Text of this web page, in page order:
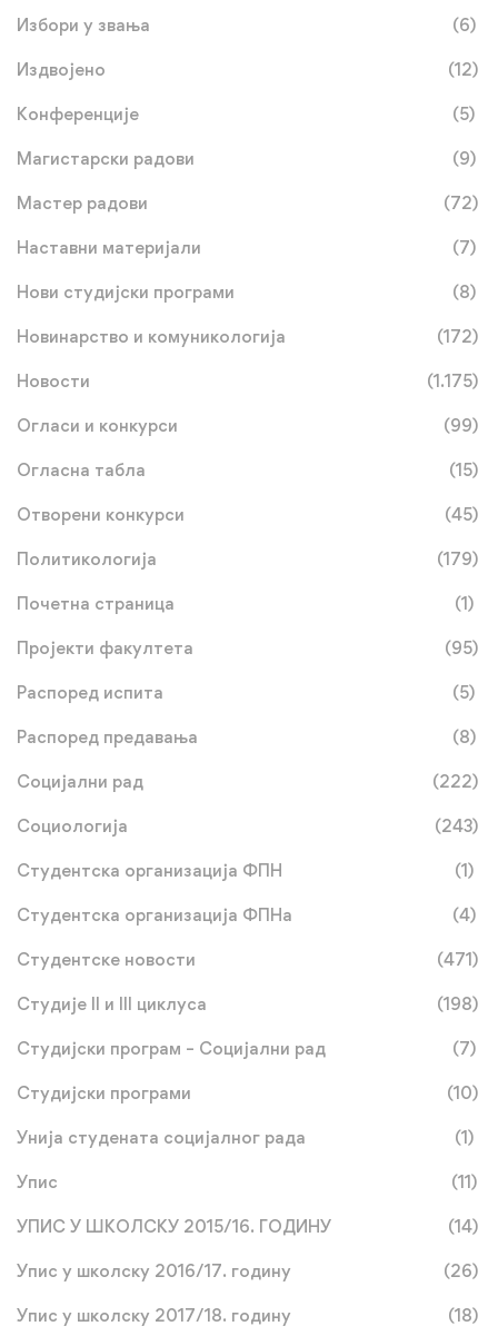
Избори у звања (6)
Издвојено (12)
Конференције (5)
Магистарски радови (9)
Мастер радови (72)
Наставни материјали (7)
Нови студијски програми (8)
Новинарство и комуникологија (172)
Новости (1.175)
Огласи и конкурси (99)
Огласна табла (15)
Отворени конкурси (45)
Политикологија (179)
Почетна страница (1)
Пројекти факултета (95)
Распоред испита (5)
Распоред предавања (8)
Социјални рад (222)
Социологија (243)
Студентска организација ФПН (1)
Студентска организација ФПНа (4)
Студентске новости (471)
Студије II и III циклуса (198)
Студијски програм – Социјални рад (7)
Студијски програми (10)
Унија студената социјалног рада (1)
Упис (11)
УПИС У ШКОЛСКУ 2015/16. ГОДИНУ (14)
Упис у школску 2016/17. годину (26)
Упис у школску 2017/18. годину (18)